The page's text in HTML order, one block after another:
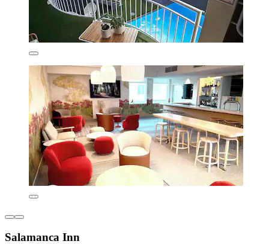
Salamanca Inn